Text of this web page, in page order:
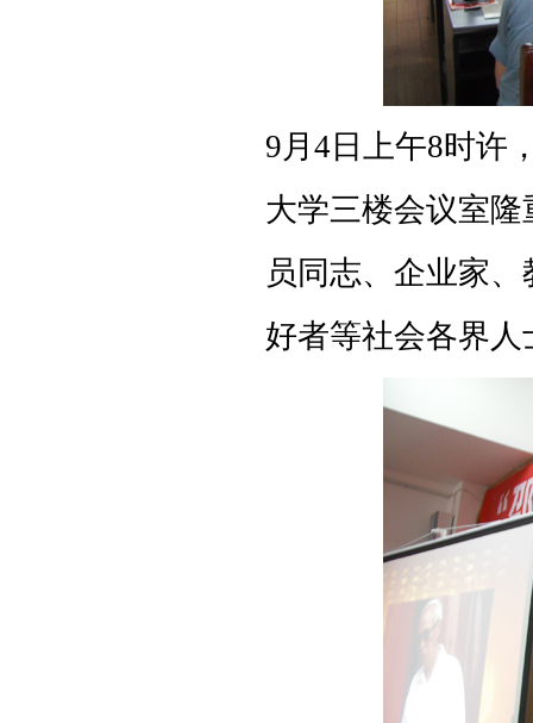
9月4日上午8时许
大学三楼会议室
员同志、企业家
好者等社会各界人